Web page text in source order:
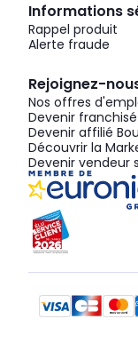
Informations
Rappel produit
Alerte fraude
Rejoignez-
Nos offres
Devenir
Devenir affilié
Découvrir la
Devenir vendeur